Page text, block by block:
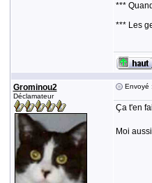
***
*** Les
Grominou2
Déclamateur
Envoyé
Ça t'en
Moi